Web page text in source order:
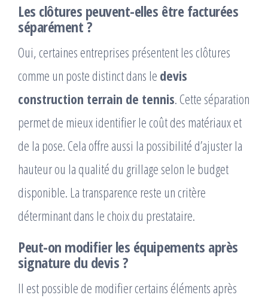
Les clôtures peuvent-elles être facturées
séparément ?
Oui, certaines entreprises présentent les clôtures
comme un poste distinct dans le devis
construction terrain de tennis. Cette séparation
permet de mieux identifier le coût des matériaux et
de la pose. Cela offre aussi la possibilité d’ajuster la
hauteur ou la qualité du grillage selon le budget
disponible. La transparence reste un critère
déterminant dans le choix du prestataire.
Peut-on modifier les équipements après
signature du devis ?
Il est possible de modifier certains éléments après